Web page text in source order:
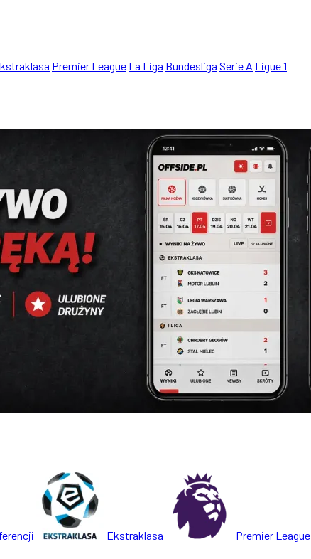
Premier League La Liga Bundesliga Serie A Ligue 1
Ekstraklasa Premier League